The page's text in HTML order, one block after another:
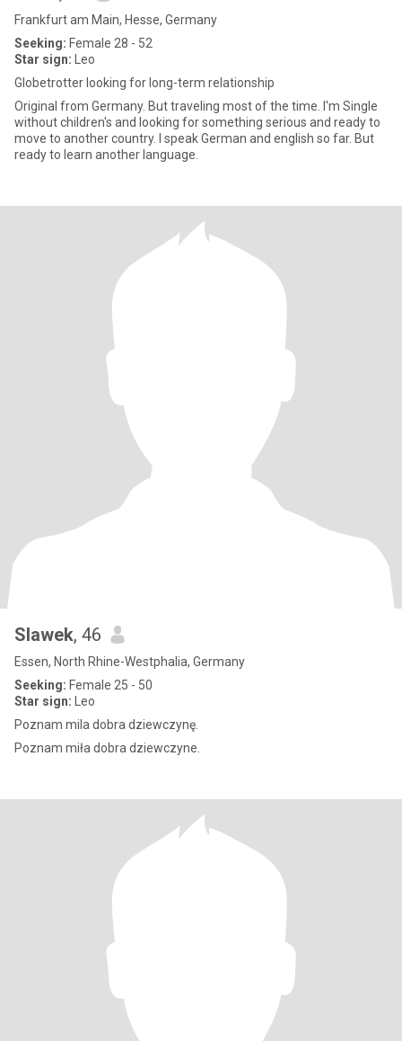
Frankfurt am Main, Hesse, Germany
Seeking: Female 28 - 52
Star sign: Leo
Globetrotter looking for long-term relationship
Original from Germany. But traveling most of the time. I'm Single
without children's and looking for something serious and ready to
move to another country. I speak German and english so far. But
ready to learn another language.
Slawek, 46
Essen, North Rhine-Westphalia, Germany
Seeking: Female 25 - 50
Star sign: Leo
Poznam mila dobra dziewczynę.
Poznam miła dobra dziewczyne.